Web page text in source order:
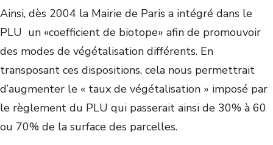
Ainsi, dès 2004 la Mairie de Paris a intégré dans le
PLU un «coefficient de biotope» afin de promouvoir
des modes de végétalisation différents. En
transposant ces dispositions, cela nous permettrait
d’augmenter le « taux de végétalisation » imposé par
le règlement du PLU qui passerait ainsi de 30% à 60
ou 70% de la surface des parcelles.